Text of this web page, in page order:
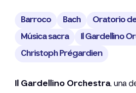
Barroco Bach
Oratorio
Música sacra
Il Gardellino
Christoph Prégardien
Il Gardellino Orchestra, una